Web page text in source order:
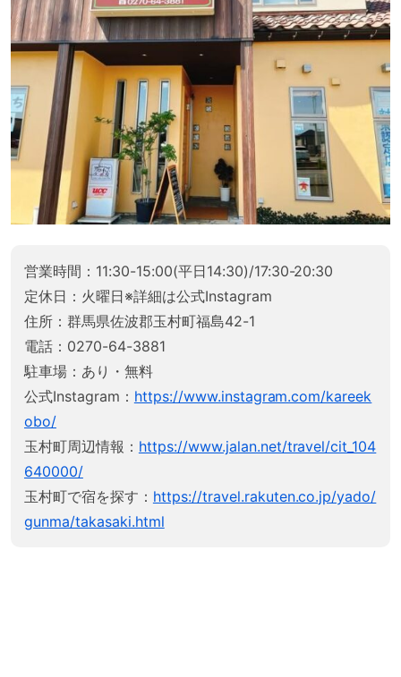
営業時間：11:30-15:00(平日14:30)/17:30-20:30
定休日：火曜日※詳細は公式Instagram
住所：群馬県佐波郡玉村町福島42-1
電話：0270-64-3881
駐車場：あり・無料
公式Instagram： https://www.instagram.com/kareek
obo/
玉村町周辺情報： https://www.jalan.net/travel/cit_104
640000/
玉村町で宿を探す： https://travel.rakuten.co.jp/yado/
gunma/takasaki.html